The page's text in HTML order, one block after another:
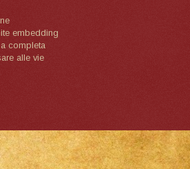
embedding
completa
alle vie